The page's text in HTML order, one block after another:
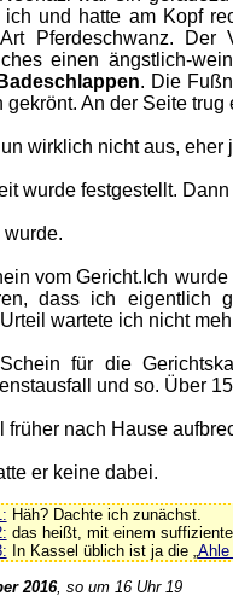
und hatte am Kopf
Pferdeschwanz. Der
einen ängstlich-
Badeschlappen. Die
gekrönt. An der Seite
wirklich nicht aus, eher
wurde festgestellt.
wurde.
Ich
dass ich
wartete ich nicht
für die
und so. Über
früher nach Hause
er keine dabei.
Häh? Dachte ich zunächst.
das heißt, mit einem
In Kassel üblich ist ja die „Ahle
2016, so um 16 Uhr 19